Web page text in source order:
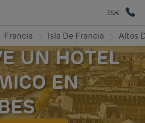
ES/€
Francia Isla De Francia Altos
UN HOTEL
EN